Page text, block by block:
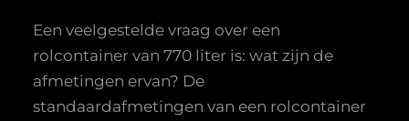
Een veelgestelde vraag over een
rolcontainer van 770 liter is: wat zijn de
afmetingen ervan? De
standaardafmetingen van een rolcontainer